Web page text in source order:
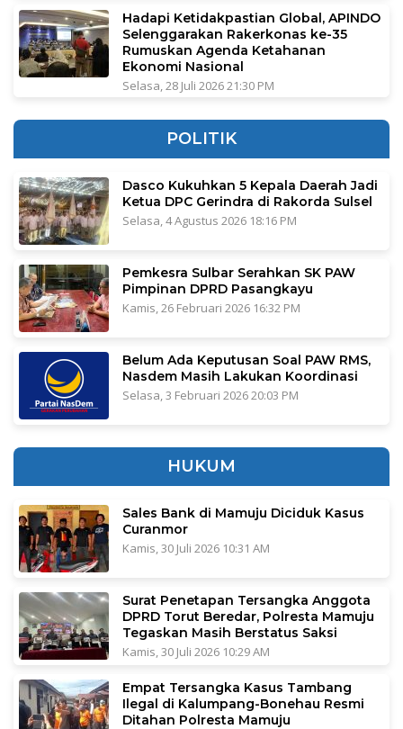
Hadapi Ketidakpastian Global, APINDO
Selenggarakan Rakerkonas ke-35
Rumuskan Agenda Ketahanan
Ekonomi Nasional
Selasa, 28 Juli 2026 21:30 PM
POLITIK
Dasco Kukuhkan 5 Kepala Daerah Jadi
Ketua DPC Gerindra di Rakorda Sulsel
Selasa, 4 Agustus 2026 18:16 PM
Pemkesra Sulbar Serahkan SK PAW
Pimpinan DPRD Pasangkayu
Kamis, 26 Februari 2026 16:32 PM
Belum Ada Keputusan Soal PAW RMS,
Nasdem Masih Lakukan Koordinasi
Selasa, 3 Februari 2026 20:03 PM
HUKUM
Sales Bank di Mamuju Diciduk Kasus
Curanmor
Kamis, 30 Juli 2026 10:31 AM
Surat Penetapan Tersangka Anggota
DPRD Torut Beredar, Polresta Mamuju
Tegaskan Masih Berstatus Saksi
Kamis, 30 Juli 2026 10:29 AM
Empat Tersangka Kasus Tambang
Ilegal di Kalumpang-Bonehau Resmi
Ditahan Polresta Mamuju